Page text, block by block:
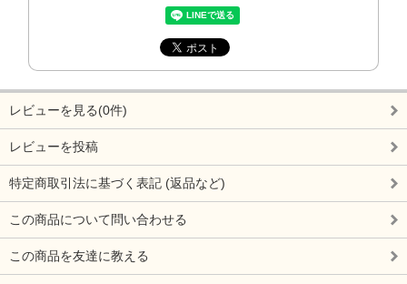
レビューを見る(0件)
レビューを投稿
特定商取引法に基づく表記 (返品など)
この商品について問い合わせる
この商品を友達に教える